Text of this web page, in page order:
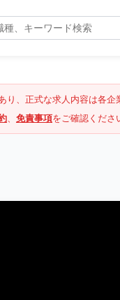
、正式な求人内容は各企
、 免責事項をご確認くださ